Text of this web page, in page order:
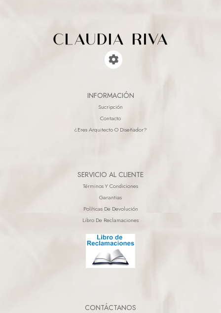
INFORMACIÓN
Sucripción
Contacto
¿eres Arquitecto O Diseñador?
SERVICIO AL CLIENTE
Términos Y Condiciones
Garantias
Políticas De Devolución
Libro De Reclamaciones
CONTÁCTANOS